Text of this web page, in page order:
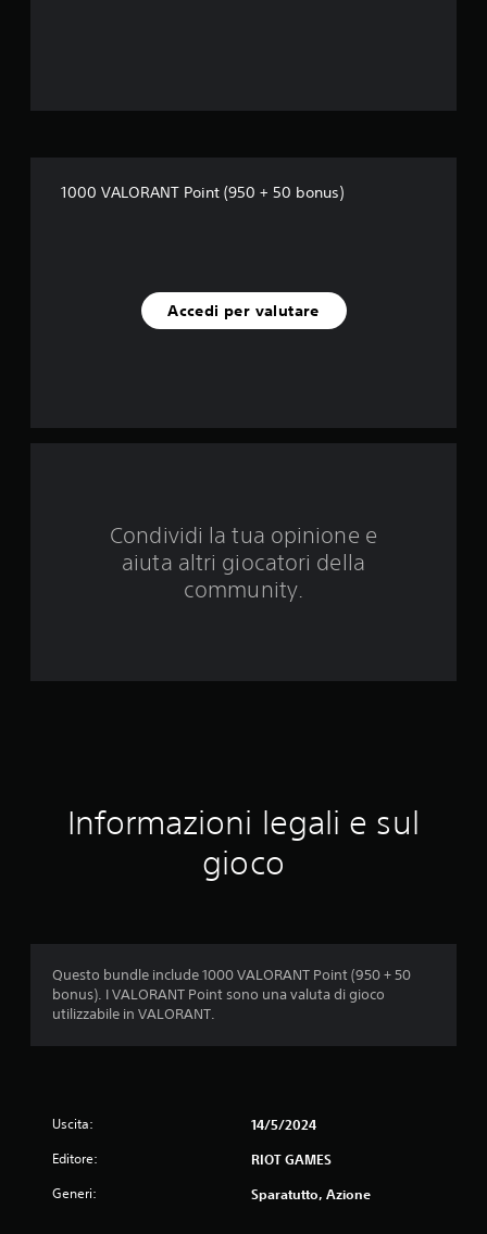
e
s
e
a
o
n
1000 VALORANT Point (950 + 50 bonus)
Accedi per valutare
Condividi la tua opinione e
aiuta altri giocatori della
community.
Informazioni legali e sul
gioco
Questo bundle include 1000 VALORANT Point (950 + 50
bonus). I VALORANT Point sono una valuta di gioco
utilizzabile in VALORANT.
Uscita: 14/5/2024
Editore: RIOT GAMES
Generi: Sparatutto, Azione